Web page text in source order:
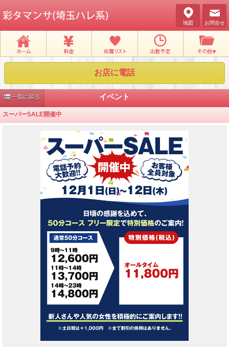
お問合せ
地図
お店に電話
イベント
一覧に戻る
スーパーSALE開催中